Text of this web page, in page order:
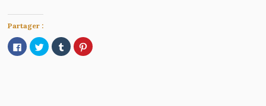
Partager :
Cliquez
pour
partager
Cliquez
pour
partager
Cliquez
pour
partager
Cliquez
pour